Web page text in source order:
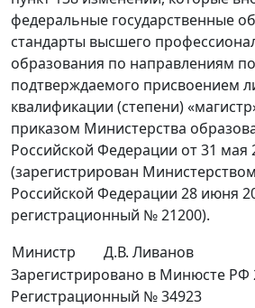
федеральные государственные
стандарты высшего
образования по направлениям
подтверждаемого присвоением
квалификации (степени)
приказом Министерства
Российской Федерации от 31 мая
(зарегистрирован
Российской Федерации 28 июня
регистрационный № 21200).
Министр
Д.В. Ливанов
Зарегистрировано в Минюсте РФ
Регистрационный № 34923